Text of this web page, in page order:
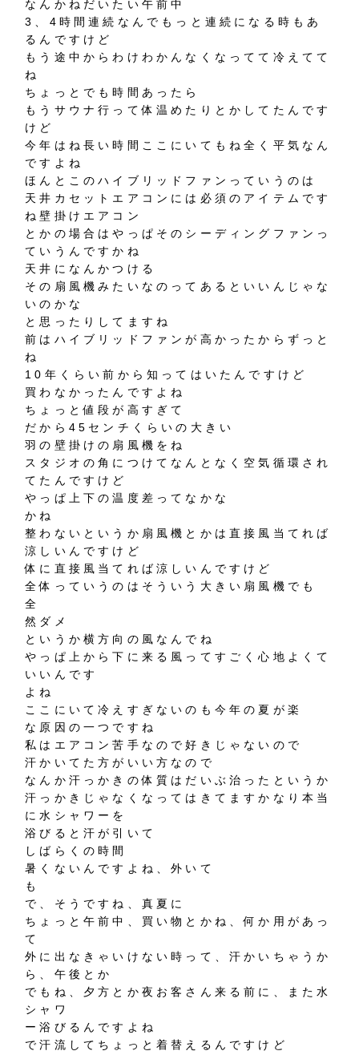
なんかねだいたい午前中
3、4時間連続なんでもっと連続になる時もあ
るんですけど
もう途中からわけわかんなくなってて冷えてて
ね
ちょっとでも時間あったら
もうサウナ行って体温めたりとかしてたんです
けど
今年はね長い時間ここにいてもね全く平気なん
ですよね
ほんとこのハイブリッドファンっていうのは
天井カセットエアコンには必須のアイテムです
ね壁掛けエアコン
とかの場合はやっぱそのシーディングファンっ
ていうんですかね
天井になんかつける
その扇風機みたいなのってあるといいんじゃな
いのかな
と思ったりしてますね
前はハイブリッドファンが高かったからずっと
ね
10年くらい前から知ってはいたんですけど
買わなかったんですよね
ちょっと値段が高すぎて
だから45センチくらいの大きい
羽の壁掛けの扇風機をね
スタジオの角につけてなんとなく空気循環され
てたんですけど
やっぱ上下の温度差ってなかな
かね
整わないというか扇風機とかは直接風当てれば
涼しいんですけど
体に直接風当てれば涼しいんですけど
全体っていうのはそういう大きい扇風機でも
全
然ダメ
というか横方向の風なんでね
やっぱ上から下に来る風ってすごく心地よくて
いいんです
よね
ここにいて冷えすぎないのも今年の夏が楽
な原因の一つですね
私はエアコン苦手なので好きじゃないので
汗かいてた方がいい方なので
なんか汗っかきの体質はだいぶ治ったというか
汗っかきじゃなくなってはきてますかなり本当
に水シャワーを
浴びると汗が引いて
しばらくの時間
暑くないんですよね、外いて
も
で、そうですね、真夏に
ちょっと午前中、買い物とかね、何か用があっ
て
外に出なきゃいけない時って、汗かいちゃうか
ら、午後とか
でもね、夕方とか夜お客さん来る前に、また水
シャワ
ー浴びるんですよね
で汗流してちょっと着替えるんですけど